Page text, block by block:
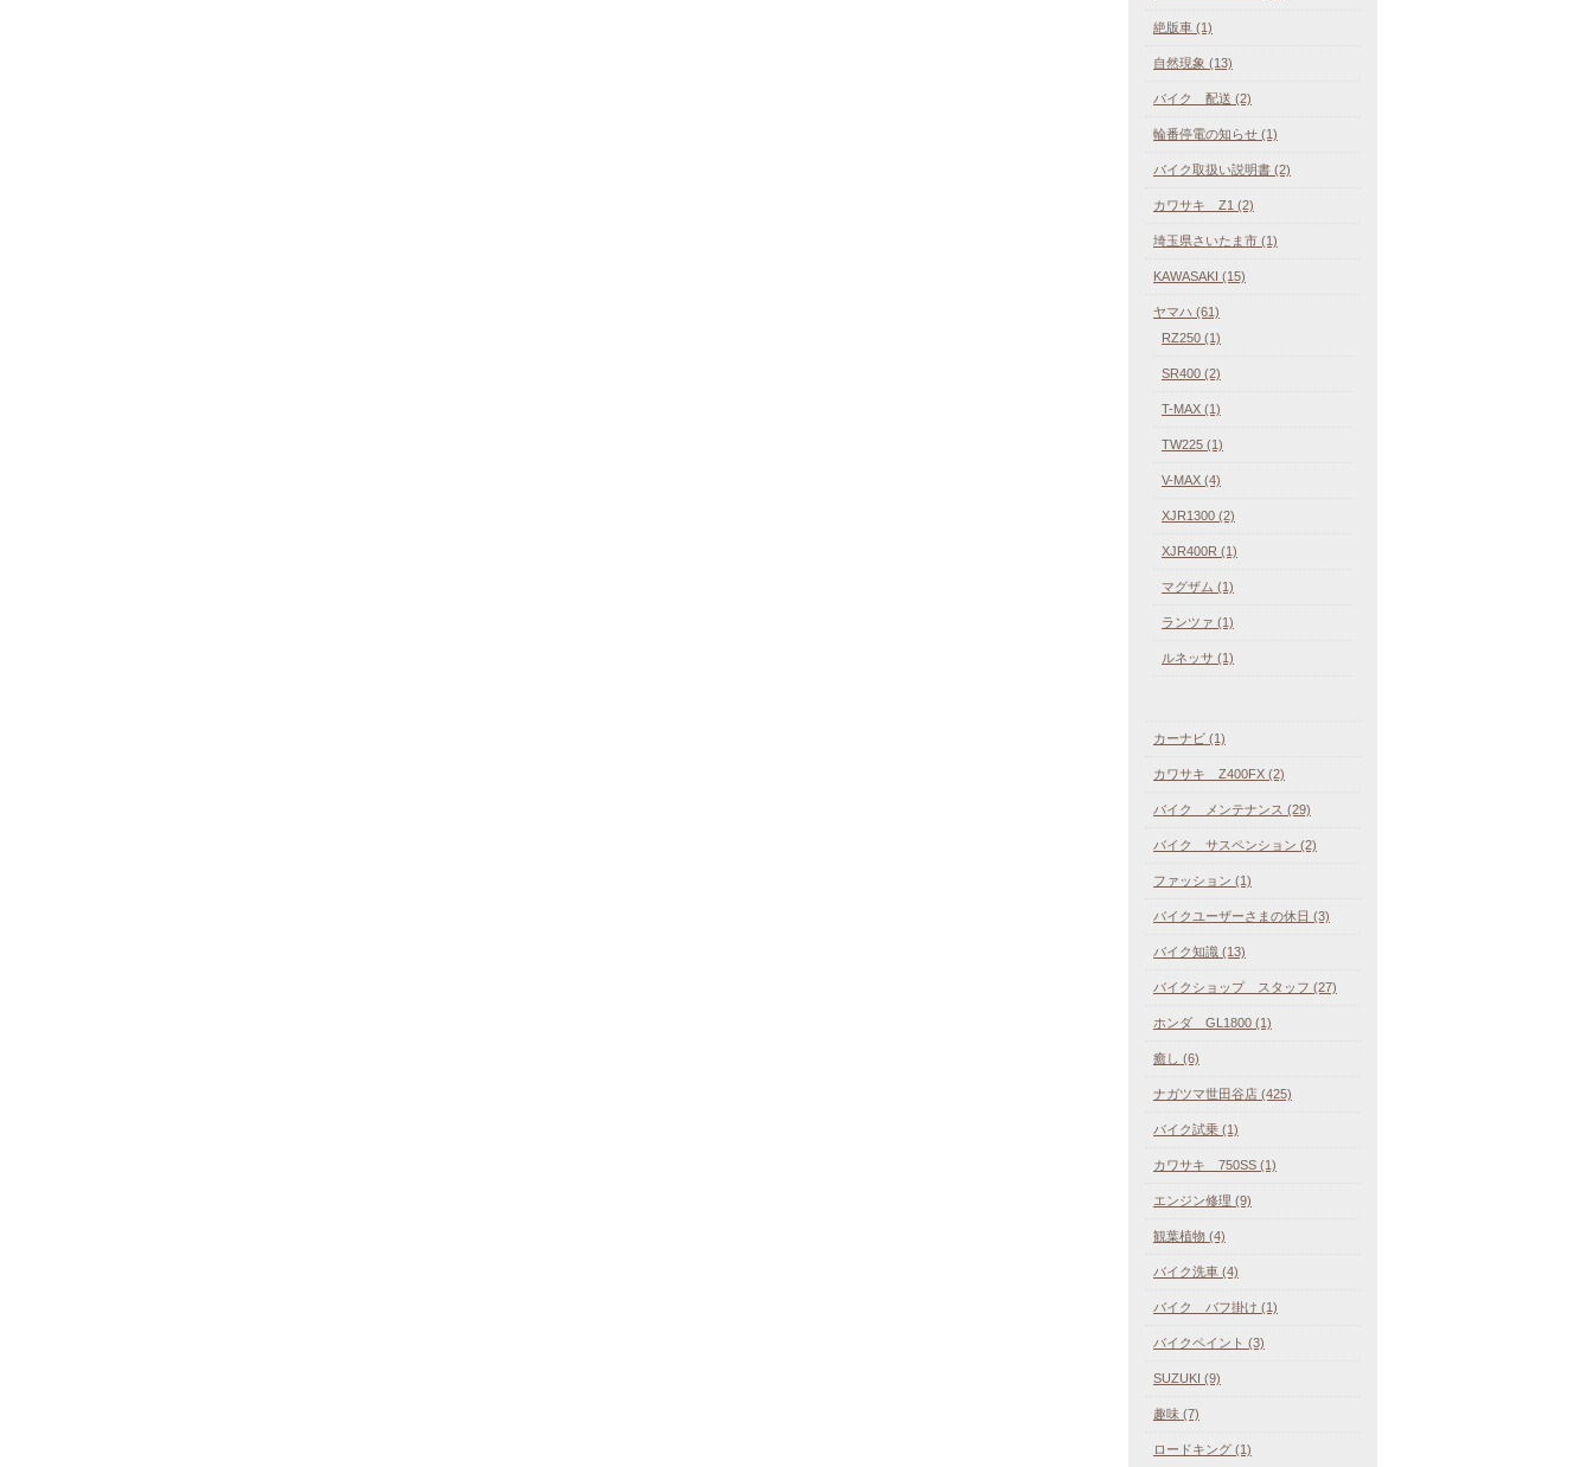
絶版車 (1)
自然現象 (13)
バイク 配送 (2)
輪番停電の知らせ (1)
バイク取扱い説明書 (2)
カワサキ Z1 (2)
埼玉県さいたま市 (1)
KAWASAKI (15)
ヤマハ (61)
RZ250 (1)
SR400 (2)
T-MAX (1)
TW225 (1)
V-MAX (4)
XJR1300 (2)
XJR400R (1)
マグザム (1)
ランツァ (1)
ルネッサ (1)
カーナビ (1)
カワサキ Z400FX (2)
バイク メンテナンス (29)
バイク サスペンション (2)
ファッション (1)
バイクユーザーさまの休日 (3)
バイク知識 (13)
バイクショップ スタッフ (27)
ホンダ GL1800 (1)
癒し (6)
ナガツマ世田谷店 (425)
バイク試乗 (1)
カワサキ 750SS (1)
エンジン修理 (9)
観葉植物 (4)
バイク洗車 (4)
バイク バフ掛け (1)
バイクペイント (3)
SUZUKI (9)
趣味 (7)
ロードキング (1)